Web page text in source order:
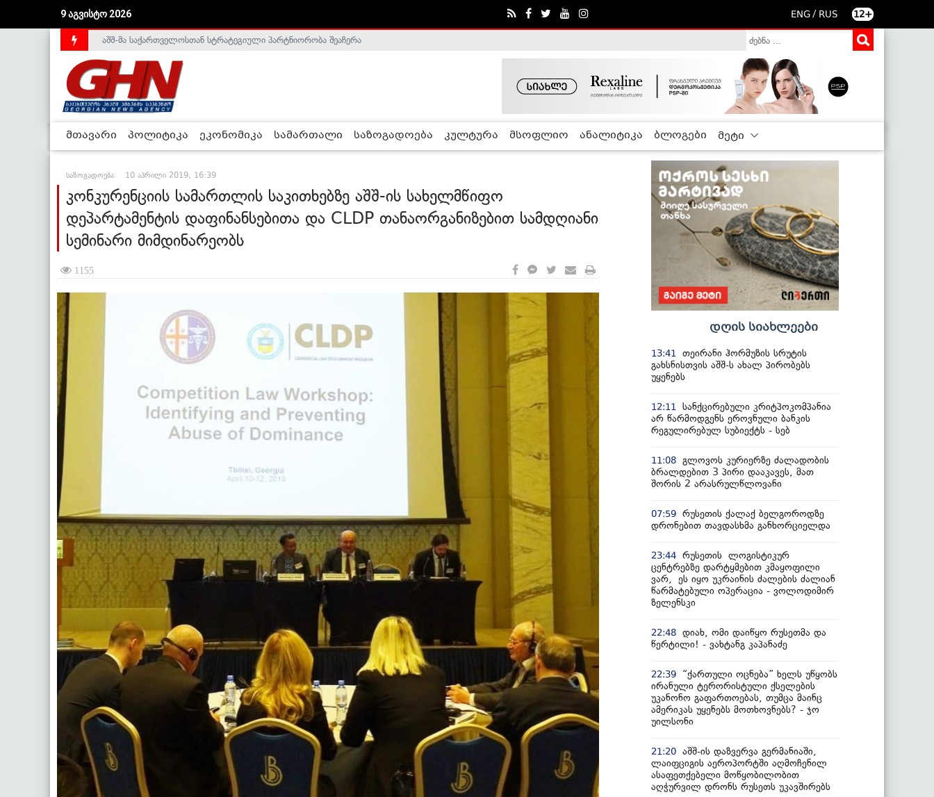
9 აგვისტო 2026 ENG / RUS 12+
საქართველოს დე-ფაქტო მთავრობა არალეგიტიმურია - ჰელსინკის კომისია
მთავარი პოლიტიკა ეკონომიკა სამართალი საზოგადოება კულტურა მსოფლიო ანალიტიკა ბლოგები მეტი
საზოგადოება 10 აპრილი 2019, 16:39
კონკურენციის სამართლის საკითხებზე აშშ-ის სახელმწიფო
დეპარტამენტის დაფინანსებითა და CLDP თანაორგანიზებით სამდღიანი
სემინარი მიმდინარეობს
1155
დღის სიახლეები
13:41
თეირანი ჰორმუზის სრუტის
გახსნისთვის აშშ-ს ახალ პირობებს
უყენებს
12:11
სანქცირებული კრიტპოკომპანია
არ წარმოდგენს ეროვნული ბანკის
რეგულირებულ სუბიექტს - სებ
11:08 გლოვოს კურიერზე ძალადობის
ბრალდებით 3 პირი დააკავეს, მათ
შორის 2 არასრულწლოვანი
07:59 რუსეთის ქალაქ ბელგოროდზე
დრონებით თავდასხმა განხორციელდა
23:44 რუსეთის ლოგისტიკურ
ცენტრებზე დარტყმებით კმაყოფილი
ვარ, ეს იყო უკრაინის ძალების ძალიან
წარმატებული ოპერაცია - ვოლოდიმირ
ზელენსკი
22:48 დიახ, ომი დაიწყო რუსეთმა და
წერტილი! - ვახტანგ კაპანაძე
22:39
“ქართული ოცნება” ხელს უწყობს
ირანული ტერორისტული ქსელების
უკანონო გაფართოებას, თუმცა მაინც
ამერიკას უყენებს მოთხოვნებს? - ჯო
უილსონი
21:20 აშშ-ის დაზვერვა გერმანიაში,
ლაიფციგის აეროპორტში აღმოჩენილ
ასაფეთქებელი მოწყობილობით
აღჭურვილ დრონს რუსეთს უკავშირებს